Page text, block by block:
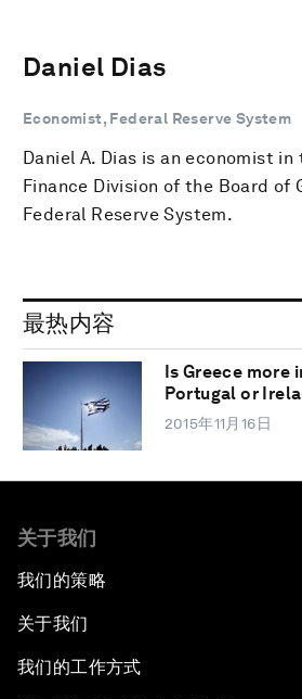
Daniel Dias
Economist, Federal Reserve System
Daniel A. Dias is an economist
Finance Division of the Board of
Federal Reserve System.
最热内容
Is Greece more
Portugal or
2015年11月16日
关于我们
我们的策略
关于我们
我们的工作方式